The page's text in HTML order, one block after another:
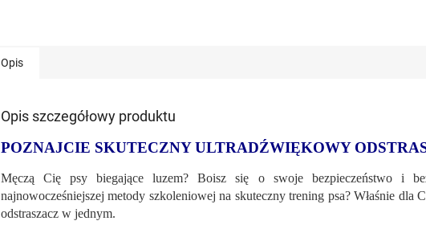
Opis
Opis szczegółowy produktu
POZNAJCIE SKUTECZNY ULTRADŹWIĘKOWY
Męczą Cię psy biegające luzem? Boisz się o swoje bezpieczeństwo i
najnowocześniejszej metody szkoleniowej na skuteczny trening psa? Właśnie dla
odstraszacz w jednym.